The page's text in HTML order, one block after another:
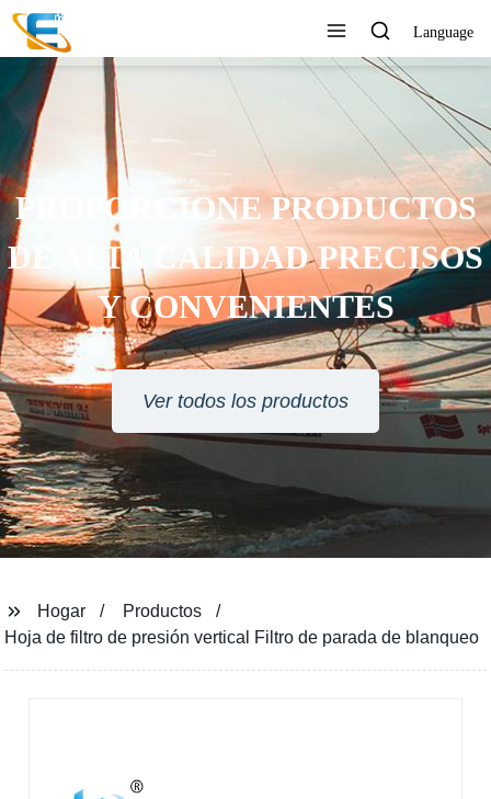
Language
SERVICIO AL CLIENTE 24
HORAS EN LÍNEA
Ver todos los productos
Hogar
Productos
Hoja de filtro de presión vertical Filtro de parada de blanqueo